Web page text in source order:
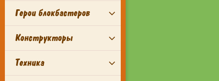
Герои блокбастеров
Конструкторы
Техника